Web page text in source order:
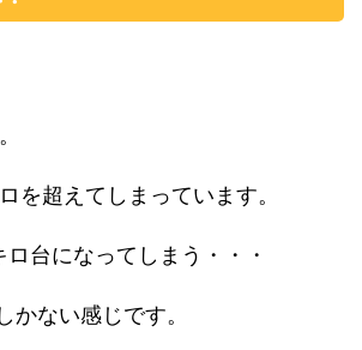
を超えてしまっています。
台になってしまう・・・
かない感じです。